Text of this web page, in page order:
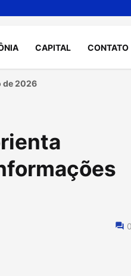
CAPITAL CONTATO
de 2026
0